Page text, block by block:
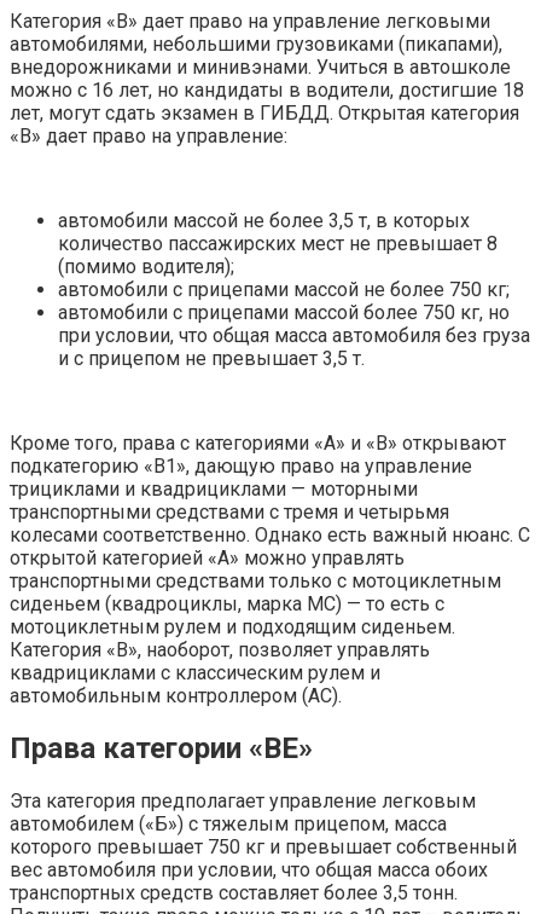
Категория «В» дает право на управление легковыми
автомобилями, небольшими грузовиками (пикапами),
внедорожниками и минивэнами. Учиться в автошколе
можно с 16 лет, но кандидаты в водители, достигшие 18
лет, могут сдать экзамен в ГИБДД. Открытая категория
«В» дает право на управление:
автомобили массой не более 3,5 т, в которых
количество пассажирских мест не превышает 8
(помимо водителя);
автомобили с прицепами массой не более 750 кг;
автомобили с прицепами массой более 750 кг, но
при условии, что общая масса автомобиля без груза
и с прицепом не превышает 3,5 т.
Кроме того, права с категориями «А» и «В» открывают
подкатегорию «В1», дающую право на управление
трициклами и квадрициклами — моторными
транспортными средствами с тремя и четырьмя
колесами соответственно. Однако есть важный нюанс. С
открытой категорией «А» можно управлять
транспортными средствами только с мотоциклетным
сиденьем (квадроциклы, марка МС) — то есть с
мотоциклетным рулем и подходящим сиденьем.
Категория «В», наоборот, позволяет управлять
квадрициклами с классическим рулем и
автомобильным контроллером (АС).
Права категории «ВЕ»
Эта категория предполагает управление легковым
автомобилем («Б») с тяжелым прицепом, масса
которого превышает 750 кг и превышает собственный
вес автомобиля при условии, что общая масса обоих
транспортных средств составляет более 3,5 тонн.